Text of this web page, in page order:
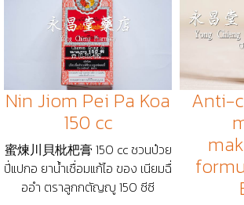
Nin Jiom Pei Pa Koa
150 cc
蜜煉川貝枇杷膏 150 cc ชวนป๋วย
ปี่แปกอ ยาน้ำเชื่อมแก้ไอ ของ เนียมฉื่
ออำ ตราลูกกตัญญู 150 ซีซี
Anti-